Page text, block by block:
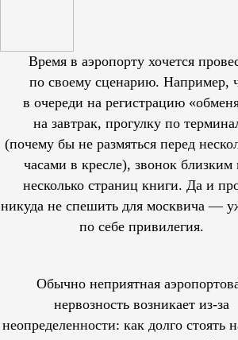
Время в аэропорту хочется
по своему сценарию. Например,
в очереди на регистрацию
на завтрак, прогулку по
(почему бы не размяться перед
часами в кресле), звонок близким
несколько страниц книги. Да и
никуда не спешить для москвича —
по себе привилегия.
Обычно неприятная
нервозность возникает из-за
неопределенности: как долго стоять